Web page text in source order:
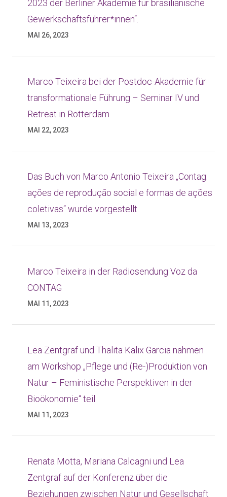
2023 der Berliner Akademie für brasilianische
Gewerkschaftsführer*innen“.
MAI 26, 2023
Marco Teixeira bei der Postdoc-Akademie für
transformationale Führung – Seminar IV und
Retreat in Rotterdam
MAI 22, 2023
Das Buch von Marco Antonio Teixeira „Contag:
ações de reprodução social e formas de ações
coletivas“ wurde vorgestellt
MAI 13, 2023
Marco Teixeira in der Radiosendung Voz da
CONTAG
MAI 11, 2023
Lea Zentgraf und Thalita Kalix Garcia nahmen
am Workshop „Pflege und (Re-)Produktion von
Natur – Feministische Perspektiven in der
Bioökonomie“ teil
MAI 11, 2023
Renata Motta, Mariana Calcagni und Lea
Zentgraf auf der Konferenz über die
Beziehungen zwischen Natur und Gesellschaft